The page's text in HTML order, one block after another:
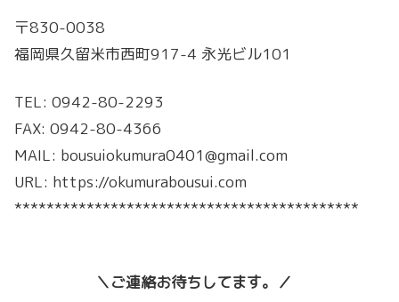
〒830-0038
福岡県久留米市西町917-4 永光ビル101
TEL: 0942-80-2293
FAX: 0942-80-4366
MAIL: bousuiokumura0401@gmail.com
URL: https://okumurabousui.com
*******************************************
＼ご連絡お待ちしてます。／